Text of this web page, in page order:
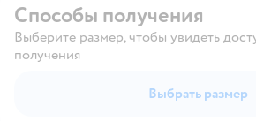
Способы получения
Выберите размер, чтобы увидеть
получения
Выбрать размер